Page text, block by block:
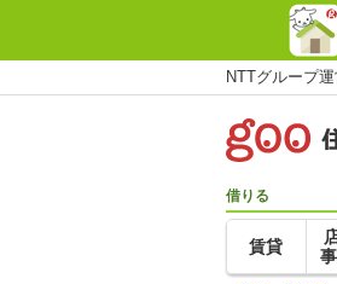
NTTグループ
借りる
賃貸